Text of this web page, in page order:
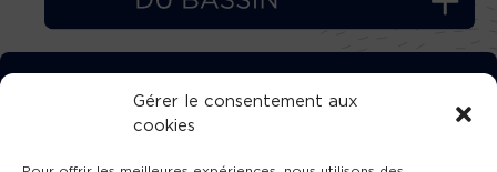
Gérer le consentement aux
cookies
TÉLÉCHARGEZ GRATUITEMENT
L’APPLICATION TVBA !